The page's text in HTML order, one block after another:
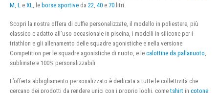
M, L e XL, le borse sportive da 22, 40 e 70 litri.
Scopri la nostra offera di cuffie personalizzate, il modello in poliestere, più
classico e adatto all’uso occasionale in piscina, i modelli in silicone per i
triathlon e gli allenamento delle squadre agonistiche e nella versione
Competition per le squadre agonistiche di nuoto, e le calottine da pallanuoto
sublimate e 100% personalizzabili
L’offerta abbigliamento personalizzato è dedicata a tutte le collettività che
cercano dei prodotti da rendere unici con i proprio loghi, cometshirt in cotone